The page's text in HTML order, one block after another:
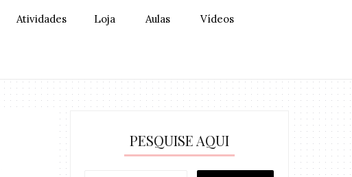
Atividades Loja Aulas Vídeos
PESQUISE AQUI